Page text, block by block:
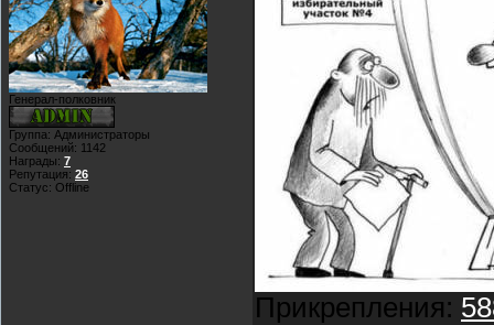
Генерал-полковник
Группа: Администраторы
Сообщений: 1142
Награды: 7
Репутация: 26
Статус: Offline
Прикрепления: